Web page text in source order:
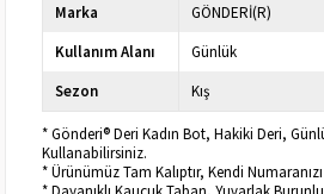
Marka
GÖNDERİ(R)
Kullanım Alanı
Günlük
Sezon
Kış
* Gönderi® Deri Kadın Bot, Hakiki Deri,
Kullanabilirsiniz.
* Ürünümüz Tam Kalıptır, Kendi
* Dayanıklı Kauçuk Taban, Yuvarlak